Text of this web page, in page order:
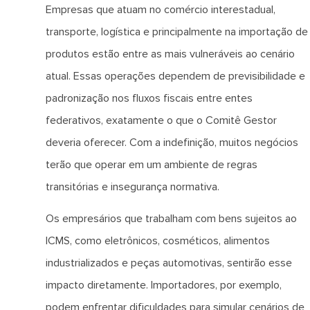
Empresas que atuam no comércio interestadual,
transporte, logística e principalmente na importação de
produtos estão entre as mais vulneráveis ao cenário
atual. Essas operações dependem de previsibilidade e
padronização nos fluxos fiscais entre entes
federativos, exatamente o que o Comitê Gestor
deveria oferecer. Com a indefinição, muitos negócios
terão que operar em um ambiente de regras
transitórias e insegurança normativa.
Os empresários que trabalham com bens sujeitos ao
ICMS, como eletrônicos, cosméticos, alimentos
industrializados e peças automotivas, sentirão esse
impacto diretamente. Importadores, por exemplo,